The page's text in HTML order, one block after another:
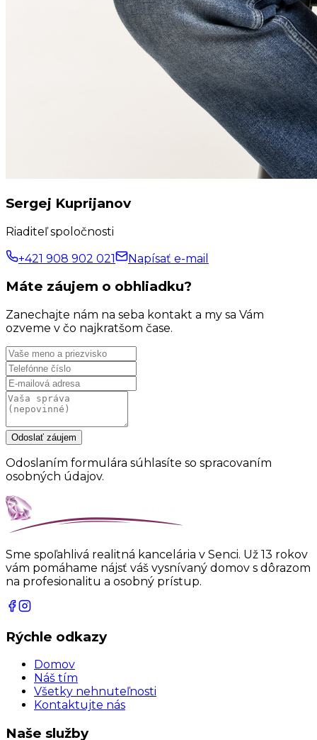
Sergej Kuprijanov
Riaditeľ spoločnosti
+421 908 902 021
Napísať e-mail
Máte záujem o obhliadku?
Zanechajte nám na seba kontakt a my sa Vám
ozveme v čo najkratšom čase.
Odoslať záujem
Odoslaním formulára súhlasíte so spracovaním
osobných údajov.
Sme spoľahlivá realitná kancelária v Senci. Už 13 rokov
vám pomáhame nájsť váš vysnívaný domov s dôrazom
na profesionalitu a osobný prístup.
Rýchle odkazy
Domov
Náš tím
Všetky nehnuteľnosti
Kontaktujte nás
Naše služby